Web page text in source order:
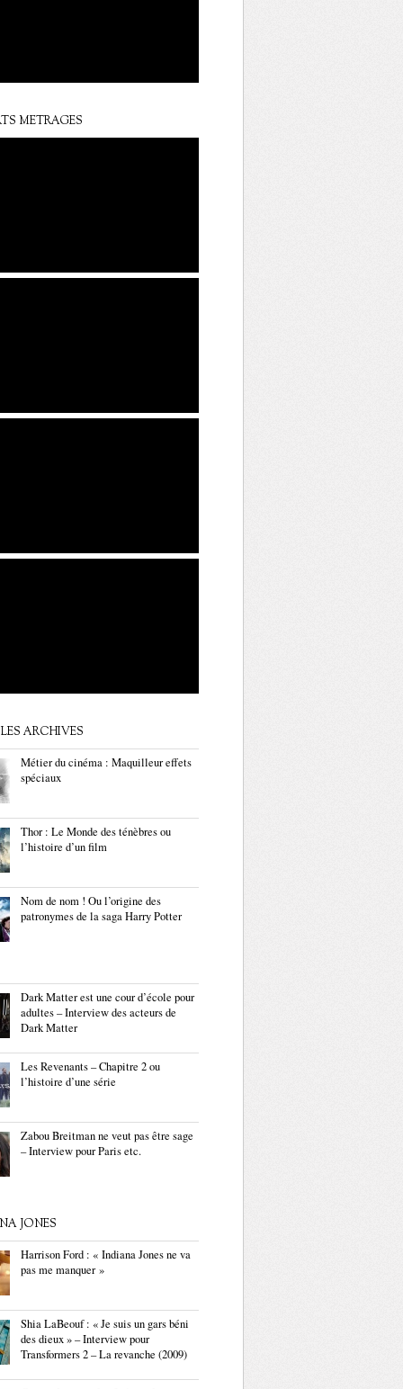
METRAGES
ARCHIVES
Métier du cinéma : Maquilleur effets
spéciaux
Thor : Le Monde des ténèbres ou
l’histoire d’un film
Nom de nom ! Ou l’origine des
patronymes de la saga Harry Potter
Dark Matter est une cour d’école pour
adultes – Interview des acteurs de
Dark Matter
Les Revenants – Chapitre 2 ou
l’histoire d’une série
Zabou Breitman ne veut pas être sage
– Interview pour Paris etc.
JONES
Harrison Ford : « Indiana Jones ne va
pas me manquer »
Shia LaBeouf : « Je suis un gars béni
des dieux » – Interview pour
Transformers 2 – La revanche (2009)